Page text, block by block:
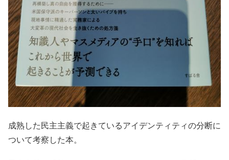
成熟した民主主義で起きているアイデンティティの分断に
ついて考察した本。